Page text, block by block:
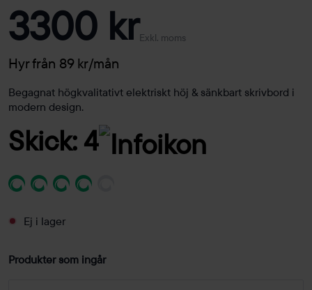
3300 krExkl. moms
Hyr från 89 kr/mån
Begagnat högkvalitativt elektriskt höj & sänkbart skrivbord i
modern design.
Skick: 4
Ej i lager
Produkter som ingår